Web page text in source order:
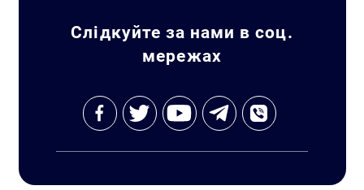
Слідкуйте за нами в соц.
мережах